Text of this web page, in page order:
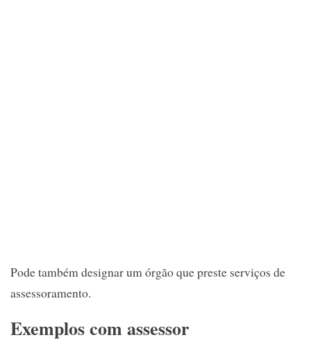
Pode também designar um órgão que preste serviços de
assessoramento.
Exemplos com assessor